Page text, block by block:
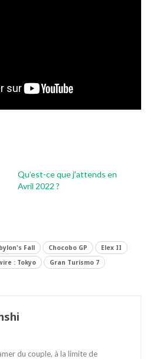
Qu’est-ce que j’attends en
Avril 2022 ?
Fall Chocobo GP
Elex II
: Tokyo
Gran Turismo 7
du couple, à la limite de